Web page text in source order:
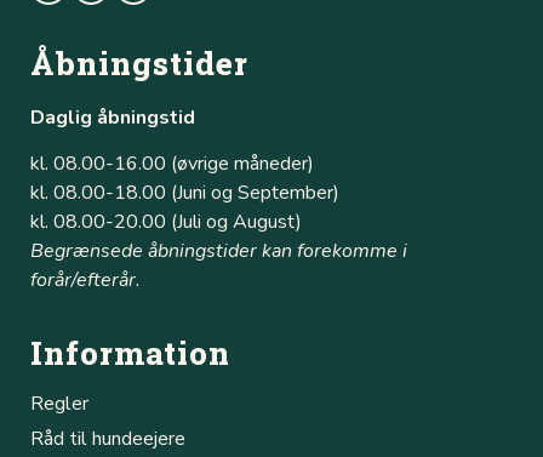
Åbningstider
Daglig åbningstid
kl. 08.00-16.00 (øvrige måneder)
kl. 08.00-18.00 (Juni og September)
kl. 08.00-20.00 (Juli og August)
Begrænsede åbningstider kan forekomme i
forår/efterår.
Information
Regler
Råd til hundeejere